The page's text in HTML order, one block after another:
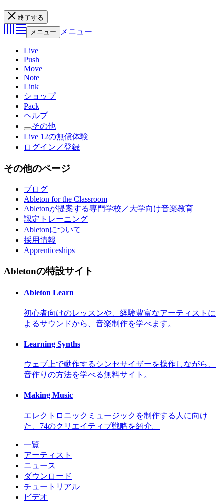
終了する
メニュー
メニュー
Live
Push
Move
Note
Link
ショップ
Pack
ヘルプ
その他
Live 12の無償体験
ログイン／登録
その他のページ
ブログ
Ableton for the Classroom
Abletonが提案する専門学校／大学向け音楽教育
認定トレーニング
Abletonについて
採用情報
Apprenticeships
Abletonの特設サイト
Ableton Learn
初心者向けのレッスンや、経験豊富なアーティストに
よるサウンドから、音楽制作を学べます。
Learning Synths
ウェブ上で動作するシンセサイザーを操作しながら、
音作りの方法を学べる無料サイト。
Making Music
エレクトロニックミュージックを制作する人に向け
た、74のクリエイティブ戦略を紹介。
一覧
アーティスト
ニュース
ダウンロード
チュートリアル
ビデオ